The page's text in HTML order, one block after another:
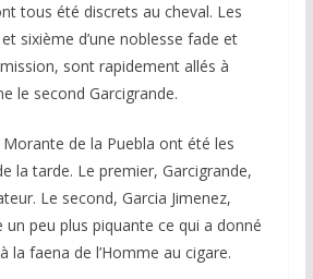
tous été discrets au cheval. Les
sixième d’une noblesse fade et
sont rapidement allés à
le second Garcigrande.
de la Puebla ont été les
la tarde. Le premier, Garcigrande,
Le second, Garcia Jimenez,
un peu plus piquante ce qui a donné
la faena de l’Homme au cigare.